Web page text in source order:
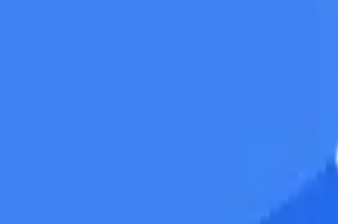
Årsagen er enkel: traditionel produktion af
til 15.000 yen (500-2.000 dollar). Dette omfatter
alene beløbe sig til 150.000-750.000 yen.
video typisk 3-7 arbejdsdage. Hvis du lancerer 20
vil det koste mellem 1.500.000 og 7.500.000 yen at
stadig videoer den dag i dag.
forårskollektioner kræves der sæsonbestemt
endnu en runde med omkostninger til location og